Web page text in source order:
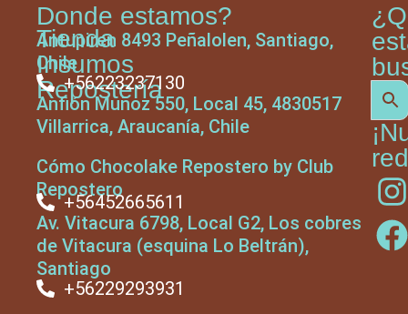
Tienda
Insumos
Repostería
Donde estamos?
Antupiren 8493 Peñalolen, Santiago,
Chile
+56223237130
Anfión Muñoz 550, Local 45, 4830517
Villarrica, Araucanía, Chile
Cómo Chocolake Repostero by Club
Repostero
+56452665611
Av. Vitacura 6798, Local G2, Los cobres
de Vitacura (esquina Lo Beltrán),
Santiago
+56229293931